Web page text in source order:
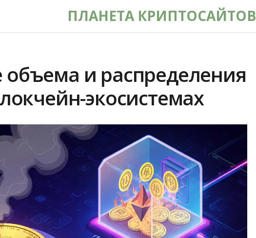
ПЛАНЕТА КРИПТОСАЙТОВ
и распределения
экосистемах